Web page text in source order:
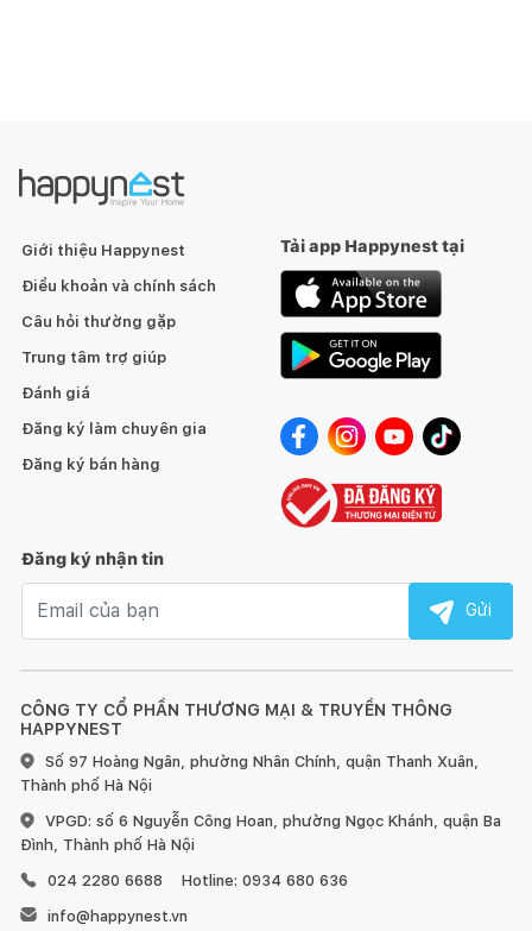
CÔNG TY CỔ PHẦN THƯƠNG MẠI & TRUYỀN THÔNG
HAPPYNEST
Số 97 Hoàng Ngân, phường Nhân Chính, quận Thanh Xuân,
Thành phố Hà Nội
VPGD: số 6 Nguyễn Công Hoan, phường Ngọc Khánh, quận Ba
Đình, Thành phố Hà Nội
024 2280 6688
Hotline: 0934 680 636
info@happynest.vn
Giới thiệu Happynest
Điều khoản và chính sách
Câu hỏi thường gặp
Trung tâm trợ giúp
Đánh giá
Đăng ký làm chuyên gia
Đăng ký bán hàng
Tải app Happynest tại
Đăng ký nhận tin
Gửi